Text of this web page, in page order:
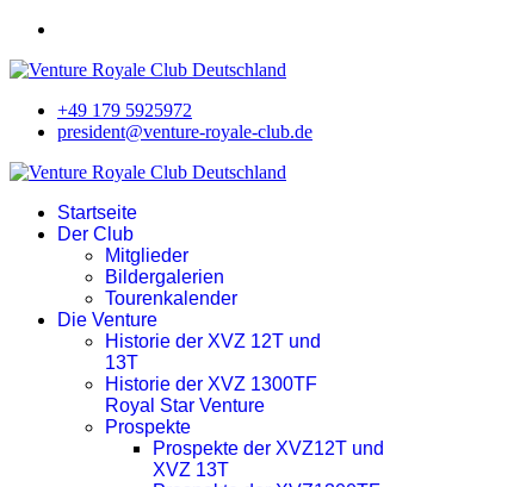
+49 179 5925972
president@venture-royale-club.de
Startseite
Der Club
Mitglieder
Bildergalerien
Tourenkalender
Die Venture
Historie der XVZ 12T und
13T
Historie der XVZ 1300TF
Royal Star Venture
Prospekte
Prospekte der XVZ12T und
XVZ 13T